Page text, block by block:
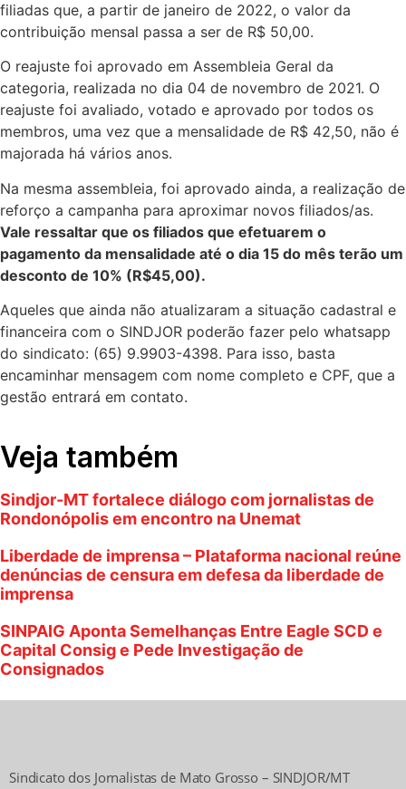
filiadas que, a partir de janeiro de 2022, o valor da
contribuição mensal passa a ser de R$ 50,00.
O reajuste foi aprovado em Assembleia Geral da
categoria, realizada no dia 04 de novembro de 2021. O
reajuste foi avaliado, votado e aprovado por todos os
membros, uma vez que a mensalidade de R$ 42,50, não é
majorada há vários anos.
Na mesma assembleia, foi aprovado ainda, a realização de
reforço a campanha para aproximar novos filiados/as.
Vale ressaltar que os filiados que efetuarem o
pagamento da mensalidade até o dia 15 do mês terão um
desconto de 10% (R$45,00).
Aqueles que ainda não atualizaram a situação cadastral e
financeira com o SINDJOR poderão fazer pelo whatsapp
do sindicato: (65) 9.9903-4398. Para isso, basta
encaminhar mensagem com nome completo e CPF, que a
gestão entrará em contato.
Veja também
Sindjor-MT fortalece diálogo com jornalistas de
Rondonópolis em encontro na Unemat
Liberdade de imprensa – Plataforma nacional reúne
denúncias de censura em defesa da liberdade de
imprensa
SINPAIG Aponta Semelhanças Entre Eagle SCD e
Capital Consig e Pede Investigação de
Consignados
Sindicato dos Jornalistas de Mato Grosso – SINDJOR/MT